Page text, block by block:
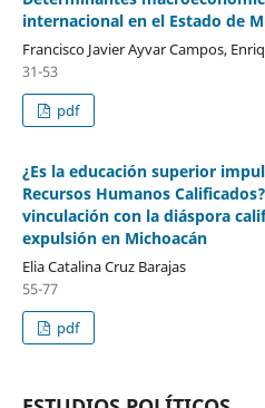
internacional en el Estado de
Francisco Javier Ayvar Campos,
31-53
pdf
¿Es la educación superior
Recursos Humanos
vinculación con la diáspora
expulsión en Michoacán
Elia Catalina Cruz Barajas
55-77
pdf